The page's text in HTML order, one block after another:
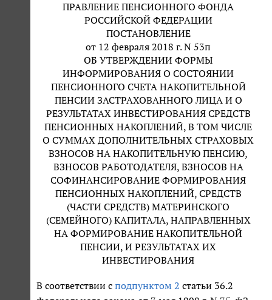
ПРАВЛЕНИЕ ПЕНСИОННОГО ФОНДА
РОССИЙСКОЙ ФЕДЕРАЦИИ
ПОСТАНОВЛЕНИЕ
от 12 февраля 2018 г. N 53п
ОБ УТВЕРЖДЕНИИ ФОРМЫ
ИНФОРМИРОВАНИЯ О СОСТОЯНИИ
ПЕНСИОННОГО СЧЕТА НАКОПИТЕЛЬНОЙ
ПЕНСИИ ЗАСТРАХОВАННОГО ЛИЦА И О
РЕЗУЛЬТАТАХ ИНВЕСТИРОВАНИЯ СРЕДСТВ
ПЕНСИОННЫХ НАКОПЛЕНИЙ, В ТОМ ЧИСЛЕ
О СУММАХ ДОПОЛНИТЕЛЬНЫХ СТРАХОВЫХ
ВЗНОСОВ НА НАКОПИТЕЛЬНУЮ ПЕНСИЮ,
ВЗНОСОВ РАБОТОДАТЕЛЯ, ВЗНОСОВ НА
СОФИНАНСИРОВАНИЕ ФОРМИРОВАНИЯ
ПЕНСИОННЫХ НАКОПЛЕНИЙ, СРЕДСТВ
(ЧАСТИ СРЕДСТВ) МАТЕРИНСКОГО
(СЕМЕЙНОГО) КАПИТАЛА, НАПРАВЛЕННЫХ
НА ФОРМИРОВАНИЕ НАКОПИТЕЛЬНОЙ
ПЕНСИИ, И РЕЗУЛЬТАТАХ ИХ
ИНВЕСТИРОВАНИЯ
В соответствии с подпунктом 2 статьи 36.2